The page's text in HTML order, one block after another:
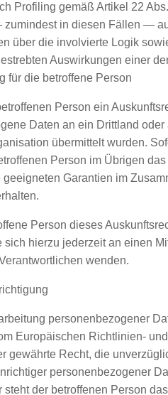
Profiling gemäß Artikel 22
in diesen Fällen —
über die involvierte Logik
Auswirkungen einer
für die betroffene Person
Person ein
Daten an ein Drittland oder
übermittelt wurden.
Person im Übrigen
Garantien im
Person dieses
sich hierzu jederzeit an einen
wenden.
personenbezogener
Europäischen Richtlinien- und
gewährte Recht, die
personenbezogener
steht der betroffenen Person